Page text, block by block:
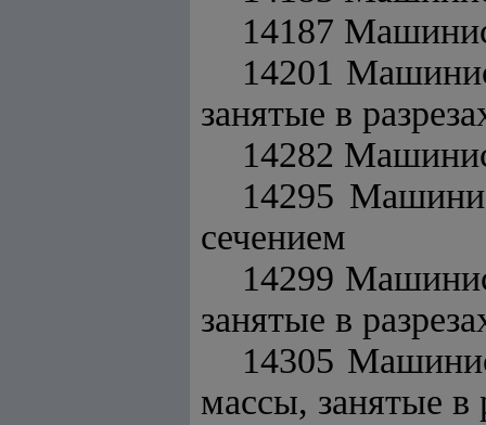
14187
14201
занятые в
14282
14295
сечением
14299
занятые в
14305
массы, занятые в